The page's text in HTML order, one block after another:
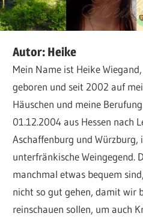
Autor: Heike
Mein Name ist Heike
geboren und seit 2002 auf
Häuschen und meine
01.12.2004 aus Hessen nach
Aschaffenburg und Würzburg,
unterfränkische Weingegend.
manchmal etwas bequem
nicht so gut gehen, damit wir
reinschauen sollen, um auch